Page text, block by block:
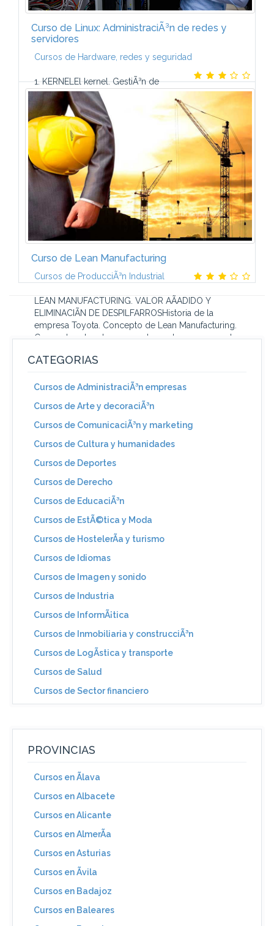
Curso de Linux: AdministraciÃ³n de redes y
servidores
Cursos de Hardware, redes y seguridad
1. KERNELEl kernel. GestiÃ³n de
mÃ³dulos. PersonalizaciÃ³n del kernel.2. SHELL
SCRIPTINGEjecuciÃ³n de un guiÃ³n en la shell.
Variables de shell. Operaciones con variables. Paso
de...
Curso de Lean Manufacturing
Cursos de ProducciÃ³n Industrial
LEAN MANUFACTURING. VALOR AÃADIDO Y
ELIMINACIÃN DE DESPILFARROSHistoria de la
empresa Toyota. Concepto de Lean Manufacturing.
Conceptos de valor agregado y valor no agregado...
CATEGORIAS
Cursos de AdministraciÃ³n empresas
Cursos de Arte y decoraciÃ³n
Cursos de ComunicaciÃ³n y marketing
Cursos de Cultura y humanidades
Cursos de Deportes
Cursos de Derecho
Cursos de EducaciÃ³n
Cursos de EstÃ©tica y Moda
Cursos de HostelerÃ­a y turismo
Cursos de Idiomas
Cursos de Imagen y sonido
Cursos de Industria
Cursos de InformÃ¡tica
Cursos de Inmobiliaria y construcciÃ³n
Cursos de LogÃ­stica y transporte
Cursos de Salud
Cursos de Sector financiero
PROVINCIAS
Cursos en Ãlava
Cursos en Albacete
Cursos en Alicante
Cursos en AlmerÃ­a
Cursos en Asturias
Cursos en Ãvila
Cursos en Badajoz
Cursos en Baleares